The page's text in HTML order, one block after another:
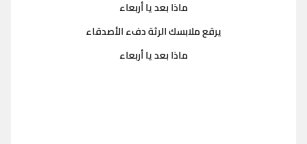
ماذا بعد يا أربعاء
يرقع ملابسك الرثة دفء الأصدقاء
ماذا بعد يا أربعاء